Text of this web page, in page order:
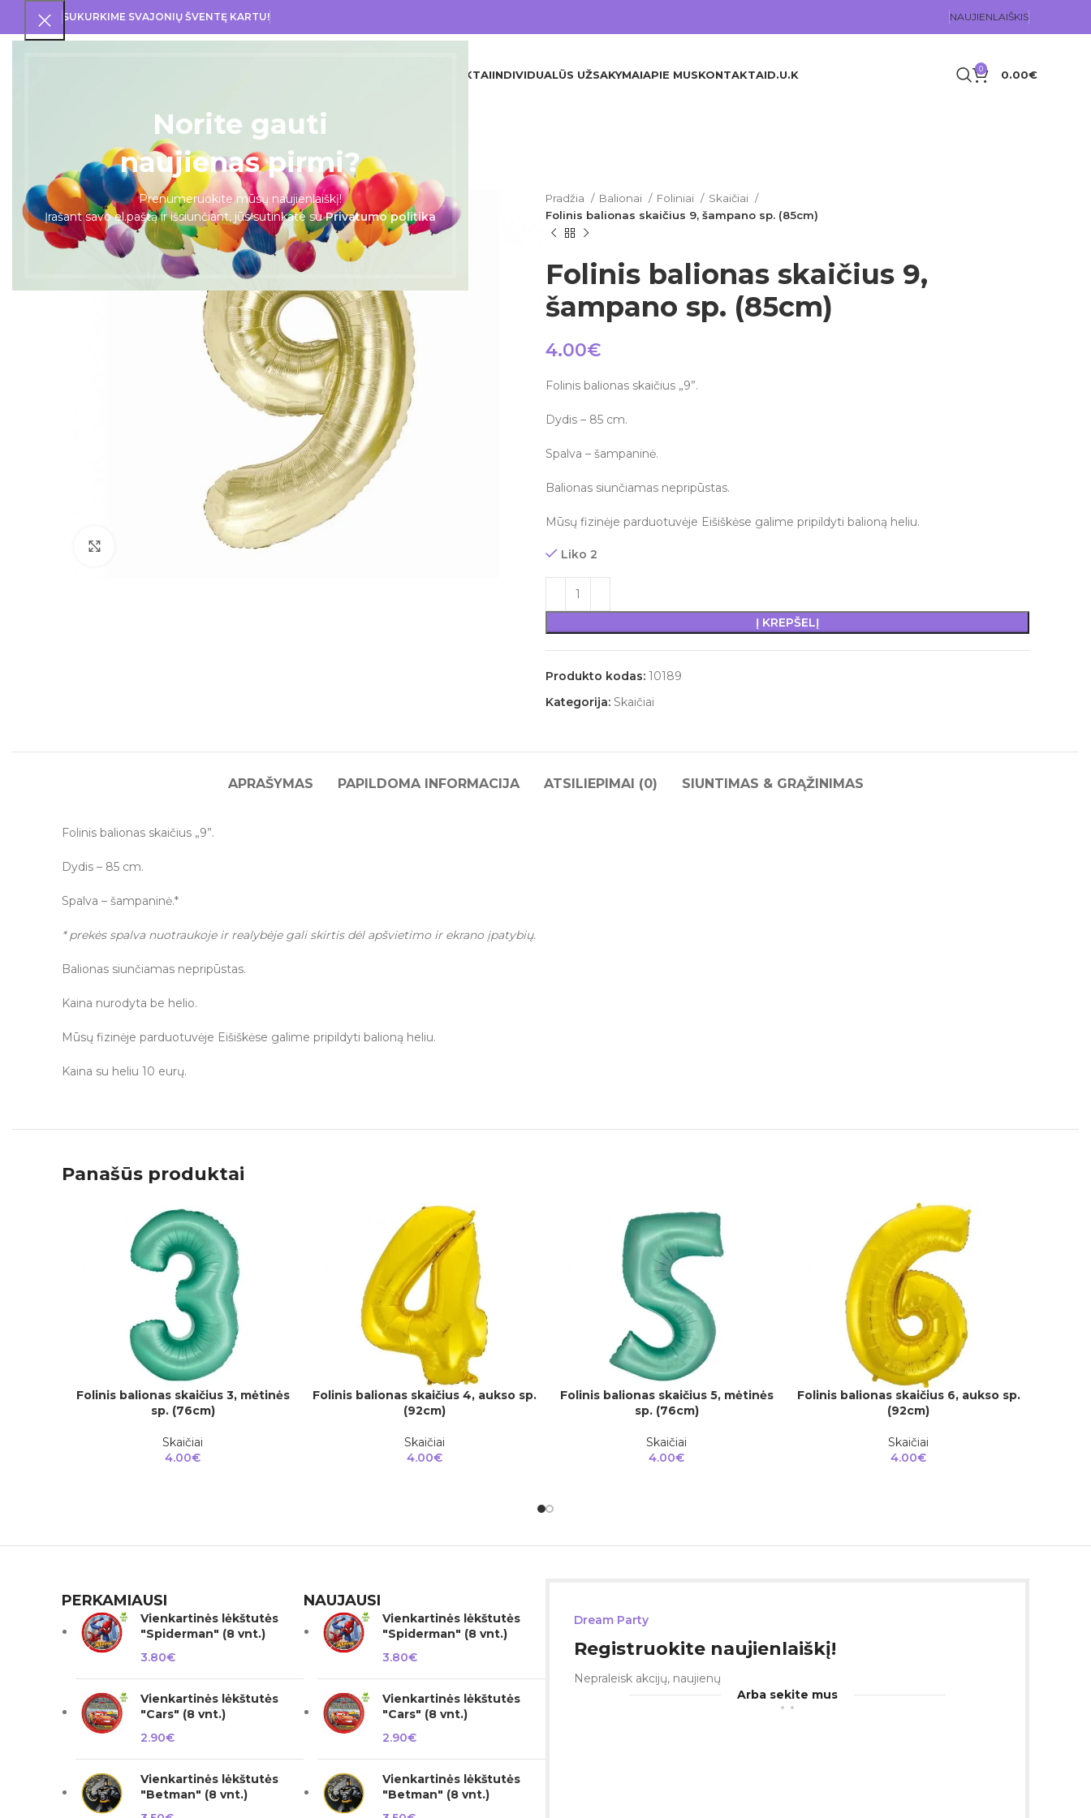
Norite gauti
naujienas pirmi?
Prenumeruokite mūsų naujienlaiškį!
Įrašant savo el.paštą ir išsiunčiant, jūs sutinkate suPrivatumo politika
SUKURKIME SVAJONIŲ ŠVENTĘ KARTU! NAUJIENLAIŠKIS
VISI PRODUKTAIINDIVIDUALŪS UŽSAKYMAIAPIE MUSKONTAKTAID.U.K 0 0.00€
Pradžia Balionai Foliniai
Skaičiai
Folinis balionas skaičius 9, šampano sp. (85cm)
Folinis balionas skaičius 9,
šampano sp. (85cm)
4.00€
Folinis balionas skaičius „9”.
Dydis – 85 cm.
Spalva – šampaninė.
Balionas siunčiamas nepripūstas.
Mūsų fizinėje parduotuvėje Eišiškėse galime pripildyti balioną heliu.
Liko 2
Į KREPŠELĮ
Produkto kodas: 10189
Kategorija: Skaičiai
APRAŠYMAS PAPILDOMA INFORMACIJA ATSILIEPIMAI (0) SIUNTIMAS & GRĄŽINIMAS
Folinis balionas skaičius „9”.
Dydis – 85 cm.
Spalva – šampaninė.*
* prekės spalva nuotraukoje ir realybėje gali skirtis dėl apšvietimo ir ekrano įpatybių.
Balionas siunčiamas nepripūstas.
Kaina nurodyta be helio.
Mūsų fizinėje parduotuvėje Eišiškėse galime pripildyti balioną heliu.
Kaina su heliu 10 eurų.
Panašūs produktai
Į KREPŠELĮ
Folinis balionas skaičius 3, mėtinės
sp. (76cm)
Skaičiai
4.00€
Į KREPŠELĮ
Folinis balionas skaičius 4, aukso sp.
(92cm)
Skaičiai
4.00€
Į KREPŠELĮ
Folinis balionas skaičius 5, mėtinės
sp. (76cm)
Skaičiai
4.00€
Į KREPŠELĮ
Folinis balionas skaičius 6, aukso sp.
(92cm)
Skaičiai
4.00€
PERKAMIAUSI
Vienkartinės lėkštutės
"Spiderman" (8 vnt.)
3.80€
Vienkartinės lėkštutės
"Cars" (8 vnt.)
2.90€
Vienkartinės lėkštutės
"Betman" (8 vnt.)
NAUJAUSI
Vienkartinės lėkštutės
"Spiderman" (8 vnt.)
3.80€
Vienkartinės lėkštutės
"Cars" (8 vnt.)
2.90€
Vienkartinės lėkštutės
"Betman" (8 vnt.)
Dream Party
Registruokite naujienlaiškį!
Nepraleisk akcijų, naujienų
Arba sekite mus